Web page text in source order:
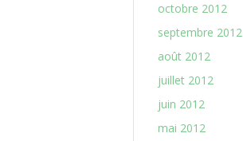
octobre 2012
septembre 2012
août 2012
juillet 2012
juin 2012
mai 2012